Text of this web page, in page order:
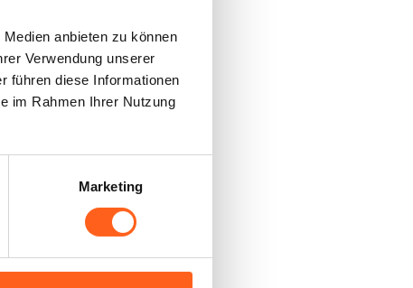
anbieten zu können
Verwendung unserer
führen diese Informationen
im Rahmen Ihrer Nutzung
Marketing